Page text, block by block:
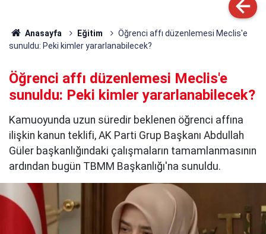
Anasayfa Eğitim
Öğrenci affı düzenlemesi Meclis'e
sunuldu: Peki kimler yararlanabilecek?
Öğrenci affı düzenlemesi Meclis'e
sunuldu: Peki kimler yararlanabilecek?
Kamuoyunda uzun süredir beklenen öğrenci affına
ilişkin kanun teklifi, AK Parti Grup Başkanı Abdullah
Güler başkanlığındaki çalışmaların tamamlanmasının
ardından bugün TBMM Başkanlığı'na sunuldu.